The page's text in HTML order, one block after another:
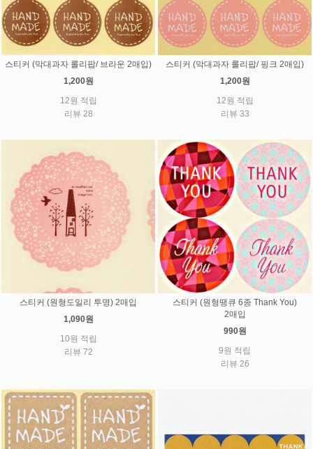
스티커 (막대과자 롤리팝/ 브라운 2매입)
1,200원
12원 적립
리뷰 28
스티커 (막대과자 롤리팝/ 핑크 2매입)
1,200원
12원 적립
리뷰 33
스티커 (원형도일리 투명) 2매입
1,090원
10원 적립
리뷰 72
스티커 (원형땡큐 6종 Thank You)
2매입
990원
9원 적립
리뷰 26